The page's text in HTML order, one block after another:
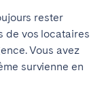
rester
de vos locataires
Vous avez
survienne en